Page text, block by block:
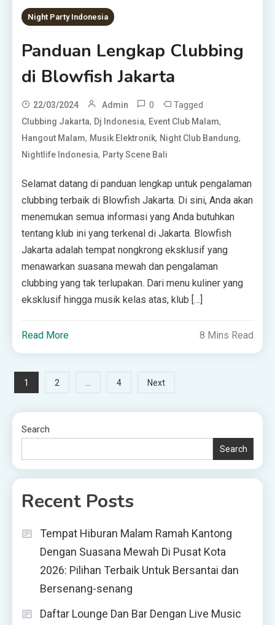
Night Party Indonesia
Panduan Lengkap Clubbing
di Blowfish Jakarta
22/03/2024 Admin 0 Tagged
Clubbing Jakarta, Dj Indonesia, Event Club Malam,
Hangout Malam, Musik Elektronik, Night Club Bandung,
Nightlife Indonesia, Party Scene Bali
Selamat datang di panduan lengkap untuk pengalaman
clubbing terbaik di Blowfish Jakarta. Di sini, Anda akan
menemukan semua informasi yang Anda butuhkan
tentang klub ini yang terkenal di Jakarta. Blowfish
Jakarta adalah tempat nongkrong eksklusif yang
menawarkan suasana mewah dan pengalaman
clubbing yang tak terlupakan. Dari menu kuliner yang
eksklusif hingga musik kelas atas, klub […]
Read More 8 Mins Read
Posts
pagination
1 2 … 4 Next
Search
Search
Recent Posts
Tempat Hiburan Malam Ramah Kantong
Dengan Suasana Mewah Di Pusat Kota
2026: Pilihan Terbaik Untuk Bersantai dan
Bersenang-senang
Daftar Lounge Dan Bar Dengan Live Music